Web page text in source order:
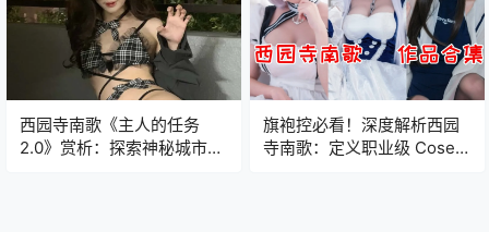
西园寺南歌《主人的任务
2.0》赏析：探索神秘城市，
旗袍控必看！深度解析西园
寺南歌：定义职业级 Coser